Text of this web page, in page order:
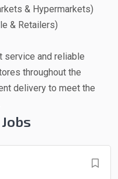
& Hypermarkets)
& Retailers)
service and reliable
throughout the
delivery to meet the